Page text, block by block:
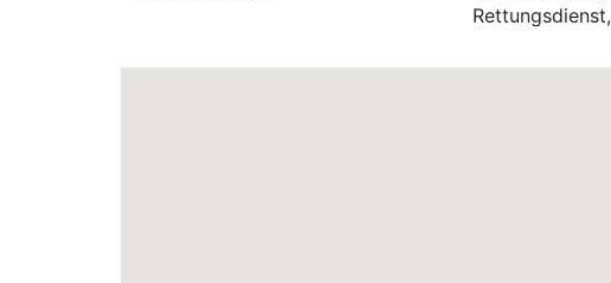
Rettungsdienst,